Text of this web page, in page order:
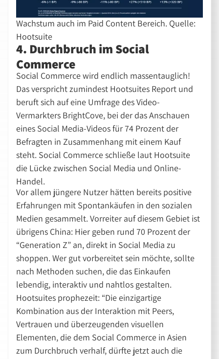
Wachstum auch im Paid Content Bereich. Quelle:
Hootsuite
4. Durchbruch im Social
Commerce
Social Commerce wird endlich massentauglich!
Das verspricht zumindest Hootsuites Report und
beruft sich auf eine Umfrage des Video-
Vermarkters BrightCove, bei der das Anschauen
eines Social Media-Videos für 74 Prozent der
Befragten in Zusammenhang mit einem Kauf
steht. Social Commerce schließe laut Hootsuite
die Lücke zwischen Social Media und Online-
Handel.
Vor allem jüngere Nutzer hätten bereits positive
Erfahrungen mit Spontankäufen in den sozialen
Medien gesammelt. Vorreiter auf diesem Gebiet ist
übrigens China: Hier geben rund 70 Prozent der
“Generation Z” an, direkt in Social Media zu
shoppen. Wer gut vorbereitet sein möchte, sollte
nach Methoden suchen, die das Einkaufen
lebendig, interaktiv und nahtlos gestalten.
Hootsuites prophezeit: “Die einzigartige
Kombination aus der Interaktion mit Peers,
Vertrauen und überzeugenden visuellen
Elementen, die dem Social Commerce in Asien
zum Durchbruch verhalf, dürfte jetzt auch die